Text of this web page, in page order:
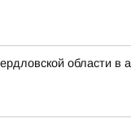
области в